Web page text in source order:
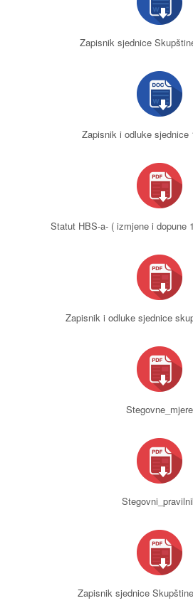
Zapisnik sjednice
Zapisnik i odluke sjednice
Statut HBS-a- ( izmjene i dopune
Zapisnik i odluke sjednice
Stegovne_mjere
Zapisnik sjednice